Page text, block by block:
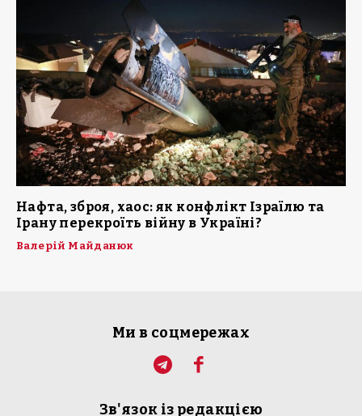
Нафта, зброя, хаос: як конфлікт Ізраїлю та
Ірану перекроїть війну в Україні?
Валерій Майданюк
Ми в соцмережах
Зв'язок із редакцією